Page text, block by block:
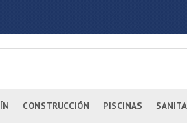
CONSTRUCCIÓN PISCINAS